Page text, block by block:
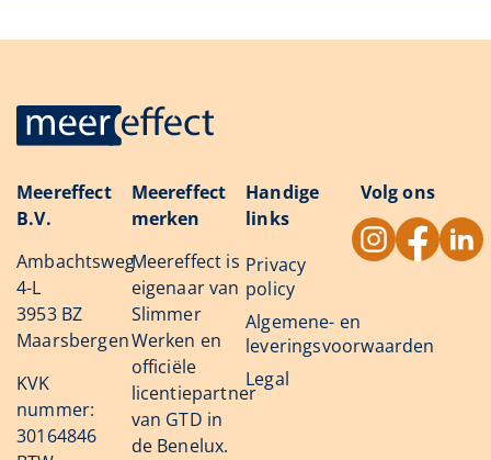
Meereffect
B.V.
Ambachtsweg
4-L
3953 BZ
Maarsbergen
KVK
nummer:
30164846
Meereffect
merken
Meereffect is
eigenaar van
Slimmer
Werken en
officiële
licentiepartner
van GTD in
de Benelux.
Handige
links
Privacy
policy
Algemene- en
leveringsvoorwaarden
Legal
Volg ons